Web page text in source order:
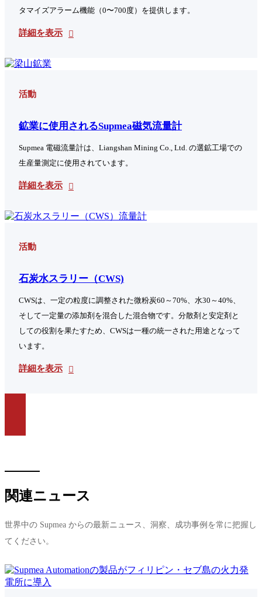
タマイズアラーム機能（0〜700度）を提供します。
詳細を表示
活動
鉱業に使用されるSupmea磁気流量計
Supmea 電磁流量計は、Liangshan Mining Co., Ltd. の選鉱工場での
生産量測定に使用されています。
詳細を表示
活動
石炭水スラリー（CWS)
CWSは、一定の粒度に調整された微粉炭60～70%、水30～40%、
そして一定量の添加剤を混合した混合物です。分散剤と安定剤と
しての役割を果たすため、CWSは一種の統一された用途となって
います。
詳細を表示
関連ニュース
世界中の Supmea からの最新ニュース、洞察、成功事例を常に把握し
てください。